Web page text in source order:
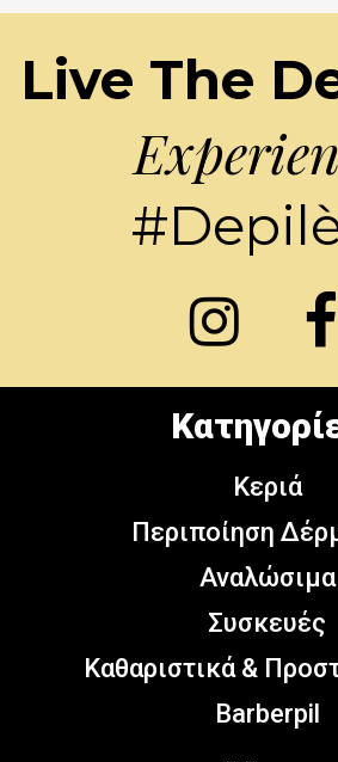
Live The
Κεριά
Περιποίηση
Αναλώσιμα
Συσκευές
Καθαριστικά &
Barberpil